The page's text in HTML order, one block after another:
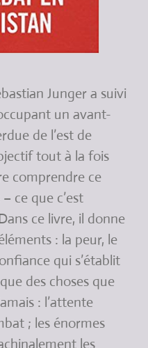
Junger a suivi
un avant-
de l’est de
tout à la fois
comprendre ce
ce que c’est
ce livre, il donne
: la peur, le
qui s’établit
des choses que
: l’attente
; les énormes
les